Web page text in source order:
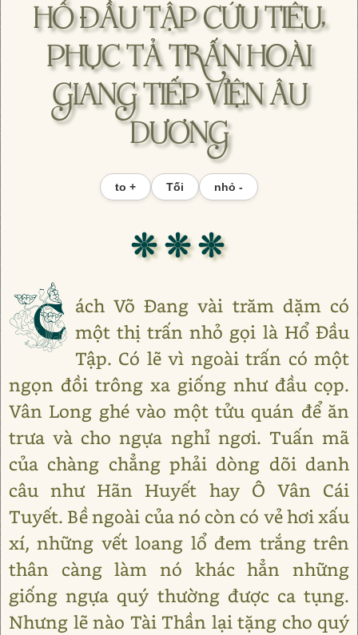
HỔ ĐẦU TẬP CỨU TIÊU,
PHỤC TẢ TRẤN HOÀI
GIANG TIẾP VIỆN ÂU
DƯƠNG
to + Tối nhỏ -
❊ ❊ ❊
C ách Võ Đang vài trăm dặm có
một thị trấn nhỏ gọi là Hổ Đầu
Tập. Có lẽ vì ngoài trấn có một
ngọn đồi trông xa giống như đầu cọp.
Vân Long ghé vào một tửu quán để ăn
trưa và cho ngựa nghỉ ngơi. Tuấn mã
của chàng chẳng phải dòng dõi danh
câu như Hãn Huyết hay Ô Vân Cái
Tuyết. Bề ngoài của nó còn có vẻ hơi xấu
xí, những vết loang lổ đem trắng trên
thân càng làm nó khác hẳn những
giống ngựa quý thường được ca tụng.
Nhưng lẽ nào Tài Thần lại tặng cho quý